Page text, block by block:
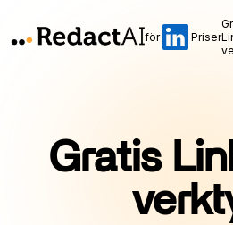
för Priser
Gratis